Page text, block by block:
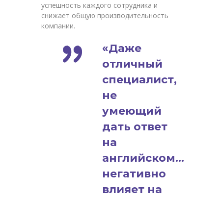
успешность каждого сотрудника и
снижает общую производительность
компании.
«Даже
отличный
специалист,
не
умеющий
дать ответ
на
английском…
негативно
влияет на